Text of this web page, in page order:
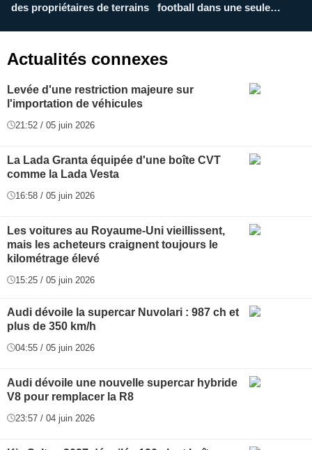
des propriétaires de terrains
football dans une seule
Actualités connexes
Levée d'une restriction majeure sur
l'importation de véhicules
21:52 / 05 juin 2026
La Lada Granta équipée d'une boîte CVT
comme la Lada Vesta
16:58 / 05 juin 2026
Les voitures au Royaume-Uni vieillissent,
mais les acheteurs craignent toujours le
kilométrage élevé
15:25 / 05 juin 2026
Audi dévoile la supercar Nuvolari : 987 ch et
plus de 350 km/h
04:55 / 05 juin 2026
Audi dévoile une nouvelle supercar hybride
V8 pour remplacer la R8
23:57 / 04 juin 2026